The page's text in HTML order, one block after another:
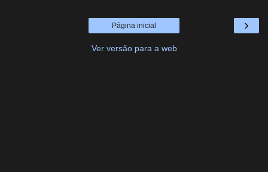
›
Página inicial
Ver versão para a web